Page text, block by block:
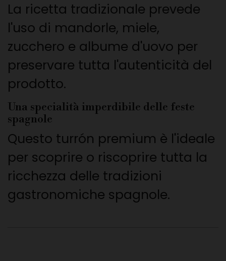
La ricetta tradizionale prevede
l'uso di mandorle, miele,
zucchero e albume d'uovo per
preservare tutta l'autenticità del
prodotto.
Una specialità imperdibile delle feste
spagnole
Questo turrón premium è l'ideale
per scoprire o riscoprire tutta la
ricchezza delle tradizioni
gastronomiche spagnole.